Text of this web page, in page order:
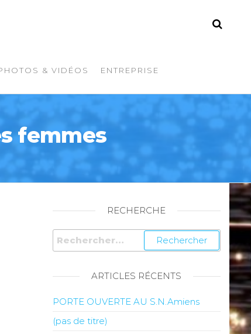
& VIDÉOS ENTREPRISE
femmes
RECHERCHE
ARTICLES RÉCENTS
PORTE OUVERTE AU S.N.Amiens
(pas de titre)